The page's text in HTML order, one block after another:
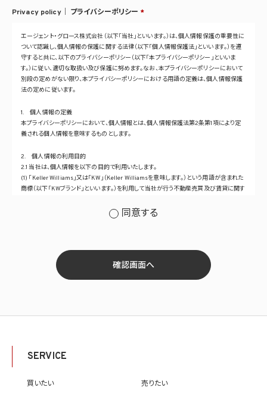
Privacy policy｜ プライバシーポリシー *
エージェント・グロース株式会社（以下「当社」といいます。）は、個人情報保護の重要性に
ついて認識し、個人情報の保護に関する法律（以下「個人情報保護法」といいます。）を遵
守すると共に、以下のプライバシーポリシー（以下「本プライバシーポリシー」といいま
す。）に従い、適切な取扱い及び保護に努めます。なお、本プライバシーポリシーにおいて
別段の定めがない限り、本プライバシーポリシーにおける用語の定義は、個人情報保護
法の定めに従います。
1. 個人情報の定義
本プライバシーポリシーにおいて、個人情報とは、個人情報保護法第2条第1項により定
義される個人情報を意味するものとします。
2. 個人情報の利用目的
2.1 当社は、個人情報を以下の目的で利用いたします。
(1) 「Keller Williams」又は「KW」（Keller Williamsを意味します。）という用語が含まれた
商標（以下「KWブランド」といいます。）を利用して当社が行う不動産売買及び賃貸に関す
(2) 当社サービス及び当社がKWブランドのライセンスを行う対象となる事業者（サブラ
(3) 当社の商品、サービス等のご案内のため
(4) 当社サービスに関する当社の規約、ポリシー等（以下「規約等」といいます。）に違反す
る行為に対する対応のため
(7) ①KWブランドのライセンサー（以下「KWライセンサー」といいます。）、②KWブランド
ため。なお、KWエージェントとは、KW加盟店の業務に従事する個人を意味します。また、
(8) 当社サービスを介して販売等が行われる物件に関する情報について、当社、KWライ
同意する
確認画面へ
SERVICE
買いたい 売りたい